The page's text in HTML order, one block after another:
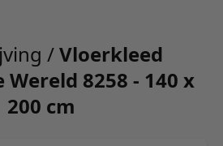
/Vloerkleed
8258 - 140 x
200 cm